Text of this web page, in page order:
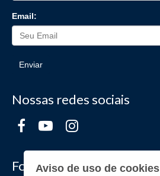
Email:
Enviar
Nossas redes sociais
Formas de Pagamento
Aviso de uso de cookies